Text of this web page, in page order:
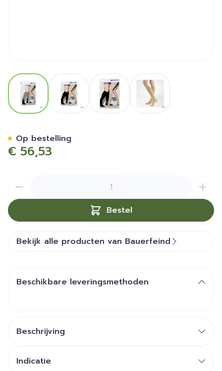
View larger imageView larger imageView larger imageView larger image
€ 56,53
Bestel
Op bestelling
Bekijk alle producten van Bauerfeind
Beschikbare leveringsmethoden
Beschrijving
Indicatie